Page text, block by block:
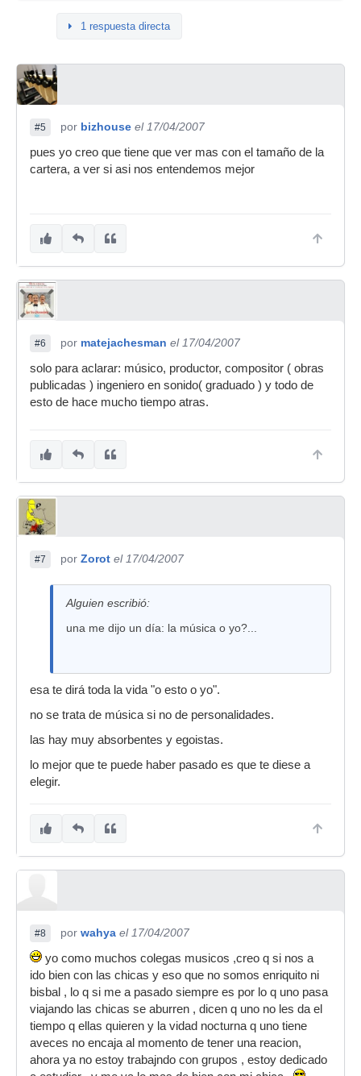
1 respuesta directa
#5 por bizhouse el 17/04/2007
pues yo creo que tiene que ver mas con el tamaño de la
cartera, a ver si asi nos entendemos mejor
#6 por matejachesman el 17/04/2007
solo para aclarar: músico, productor, compositor ( obras
publicadas ) ingeniero en sonido( graduado ) y todo de
esto de hace mucho tiempo atras.
#7 por Zorot el 17/04/2007
Alguien escribió:
una me dijo un día: la música o yo?...
esa te dirá toda la vida "o esto o yo".
no se trata de música si no de personalidades.
las hay muy absorbentes y egoistas.
lo mejor que te puede haber pasado es que te diese a
elegir.
#8 por wahya el 17/04/2007
yo como muchos colegas musicos ,creo q si nos a
ido bien con las chicas y eso que no somos enriquito ni
bisbal , lo q si me a pasado siempre es por lo q uno pasa
viajando las chicas se aburren , dicen q uno no les da el
tiempo q ellas quieren y la vidad nocturna q uno tiene
aveces no encaja al momento de tener una reacion,
ahora ya no estoy trabajndo con grupos , estoy dedicado